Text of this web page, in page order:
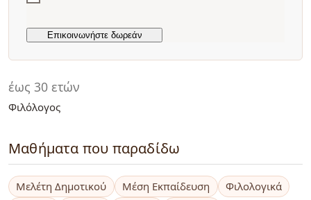
έως 30 ετών
Φιλόλογος
Μαθήματα που παραδίδω
Μελέτη Δημοτικού Μέση Εκπαίδευση
Φιλολογικά